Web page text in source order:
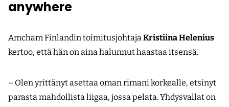
anywhere
Amcham Finlandin toimitusjohtajaKristiina Helenius
kertoo, että hän on aina halunnut haastaa itsensä.
– Olen yrittänyt asettaa oman rimani korkealle, etsinyt
parasta mahdollista liigaa, jossa pelata. Yhdysvallat on